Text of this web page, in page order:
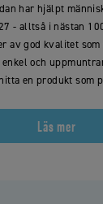
har hjälpt
- alltså i nästan
av god kvalitet som
och
en produkt som
Läs mer